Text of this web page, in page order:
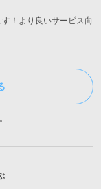
！より良いサービス向